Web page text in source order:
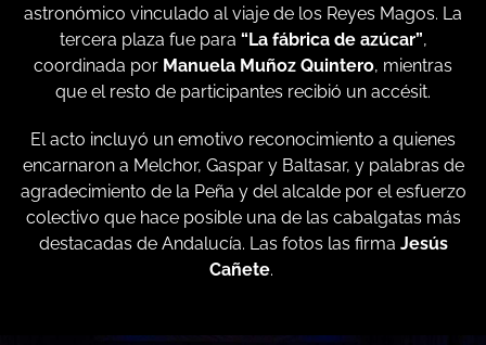
astronómico vinculado al viaje de los Reyes Magos. La
tercera plaza fue para “La fábrica de azúcar”,
coordinada por Manuela Muñoz Quintero, mientras
que el resto de participantes recibió un accésit.
El acto incluyó un emotivo reconocimiento a quienes
encarnaron a Melchor, Gaspar y Baltasar, y palabras de
agradecimiento de la Peña y del alcalde por el esfuerzo
colectivo que hace posible una de las cabalgatas más
destacadas de Andalucía. Las fotos las firma Jesús
Cañete.